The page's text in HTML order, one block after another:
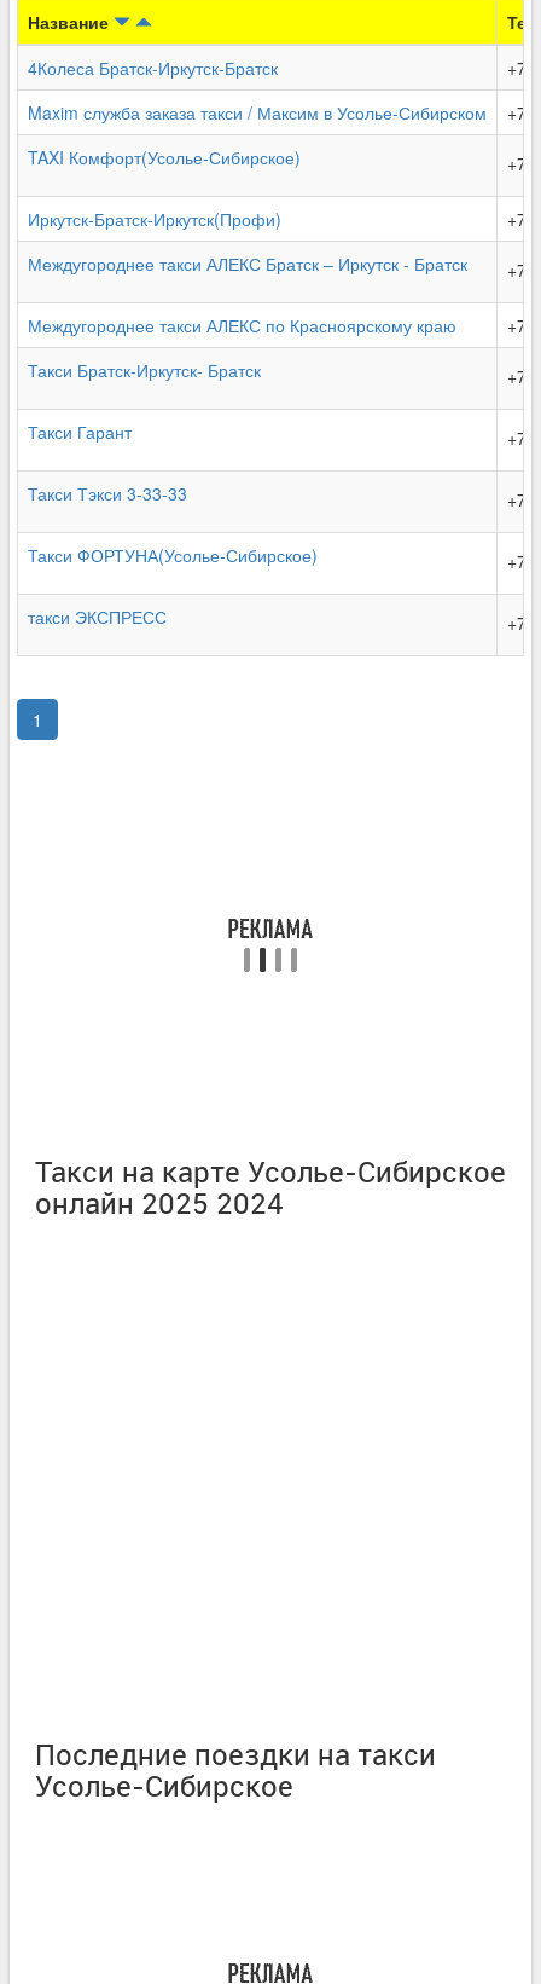
Название
4Колеса Братск-Иркутск-Братск
+7
Maxim служба заказа такси / Максим в Усолье-Сибирском
+7
TAXI Комфорт(Усолье-Сибирское)
+7
Иркутск-Братск-Иркутск(Профи)
+7
Междугороднее такси АЛЕКС Братск – Иркутск - Братск
+7
Междугороднее такси АЛЕКС по Красноярскому краю
+7
Такси Братск-Иркутск- Братск
+7
Такси Гарант +7
Такси Тэкси 3-33-33 +7
Такси ФОРТУНА(Усолье-Сибирское) +7
такси ЭКСПРЕСС +7
1
Такси на карте Усолье-Сибирское
онлайн 2025 2024
Последние поездки на такси
Усолье-Сибирское